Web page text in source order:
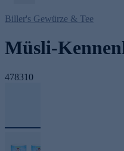
Biller's Gewürze & Tee
Müsli-
478310